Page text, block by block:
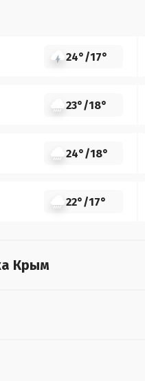
24°/17°
23°/18°
24°/18°
22°/17°
Крым